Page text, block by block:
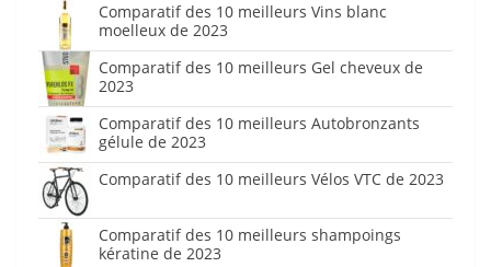
Comparatif des 10 meilleurs Vins blanc
moelleux de 2023
Comparatif des 10 meilleurs Gel cheveux de
2023
Comparatif des 10 meilleurs Autobronzants
gélule de 2023
Comparatif des 10 meilleurs Vélos VTC de 2023
Comparatif des 10 meilleurs shampoings
kératine de 2023